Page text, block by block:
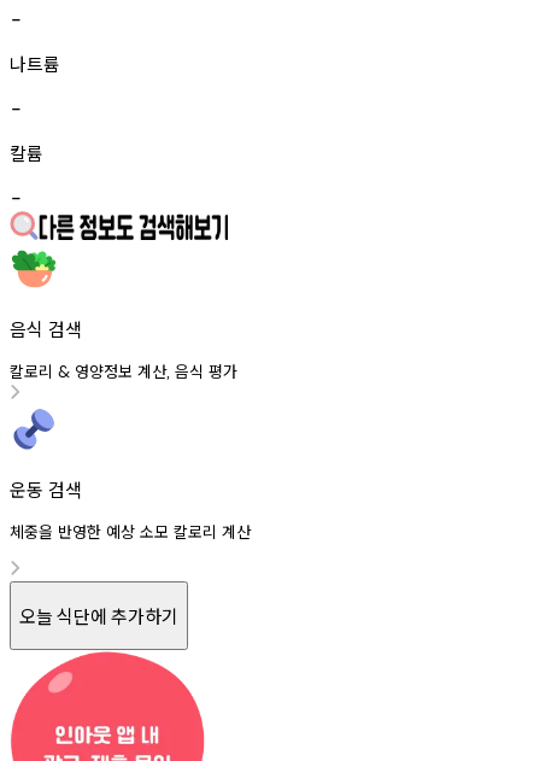
-
나트륨
-
칼륨
-
음식 검색
칼로리 & 영양정보 계산, 음식 평가
운동 검색
체중을 반영한 예상 소모 칼로리 계산
오늘 식단에 추가하기